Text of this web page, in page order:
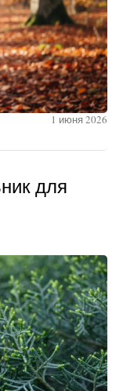
1 июня 2026
для